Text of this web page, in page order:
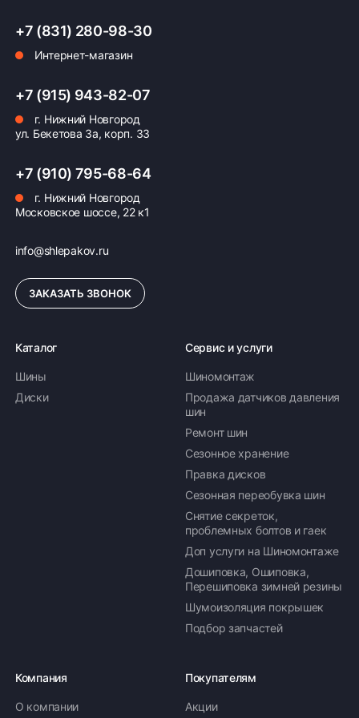
также доступно оформление кредита и
формирование счёта для Юр.Лица
ПОДРОБНЕЕ ОБ ОПЛАТЕ
+7 (831) 280-98-30
Интернет-магазин
+7 (915) 943-82-07
г. Нижний Новгород
ул. Бекетова 3а, корп. 33
+7 (910) 795-68-64
г. Нижний Новгород
Московское шоссе, 22 к1
info@shlepakov.ru
ЗАКАЗАТЬ ЗВОНОК
Каталог
Шины
Диски
Сервис и услуги
Шиномонтаж
Продажа датчиков давления
шин
Ремонт шин
Сезонное хранение
Правка дисков
Сезонная переобувка шин
Снятие секреток,
проблемных болтов и гаек
Доп услуги на Шиномонтаже
Дошиповка, Ошиповка,
Перешиповка зимней резины
Шумоизоляция покрышек
Подбор запчастей
Компания
О компании
Покупателям
Акции